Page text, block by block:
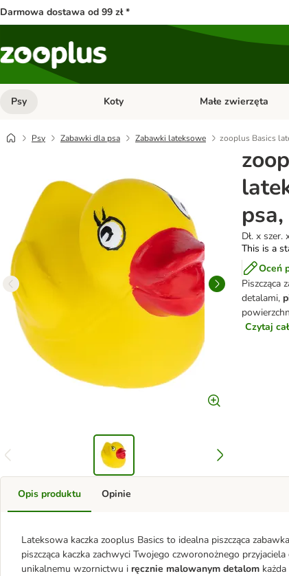
Darmowa dostawa od 99 zł *
Psy Otwórz menu kategorii: Psy
Koty Otwórz menu kategorii:
Małe zwierzęta
Psy Zabawki dla psa Zabawki lateksowe zooplus Basics
Dł. x
This is a
Oceń
Piszcząca
detalami,
Czytaj
Opis produktu
Lateksowa kaczka zooplus Basics to idealna piszcząca
piszcząca kaczka zachwyci Twojego czworonożnego przyjaciela
unikalnemu wzornictwu i ręcznie malowanym detalom
Opinie